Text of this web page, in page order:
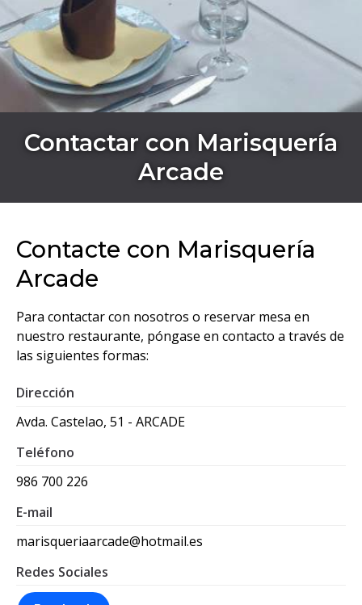
Contactar con Marisquería
Arcade
Contacte con Marisquería
Arcade
Para contactar con nosotros o reservar mesa en
nuestro restaurante, póngase en contacto a través de
las siguientes formas:
Dirección
Avda. Castelao, 51 - ARCADE
Teléfono
986 700 226
E-mail
marisqueriaarcade@hotmail.es
Redes Sociales